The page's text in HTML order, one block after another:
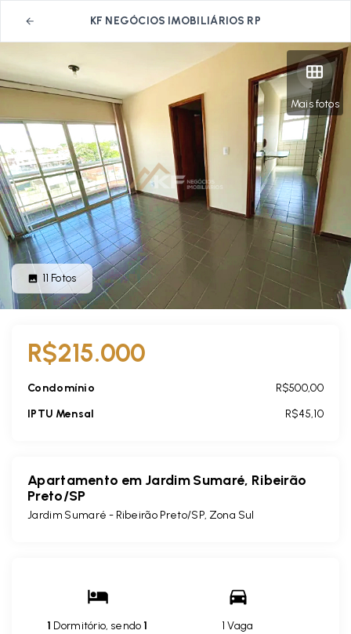
KF NEGÓCIOS IMOBILIÁRIOS RP
Mais fotos
11 Fotos
R$215.000
Condomínio
R$500,00
IPTU Mensal
R$45,10
Apartamento em Jardim Sumaré, Ribeirão
Preto/SP
Jardim Sumaré - Ribeirão Preto/SP, Zona Sul
1 Dormitório, sendo1
1 Vaga